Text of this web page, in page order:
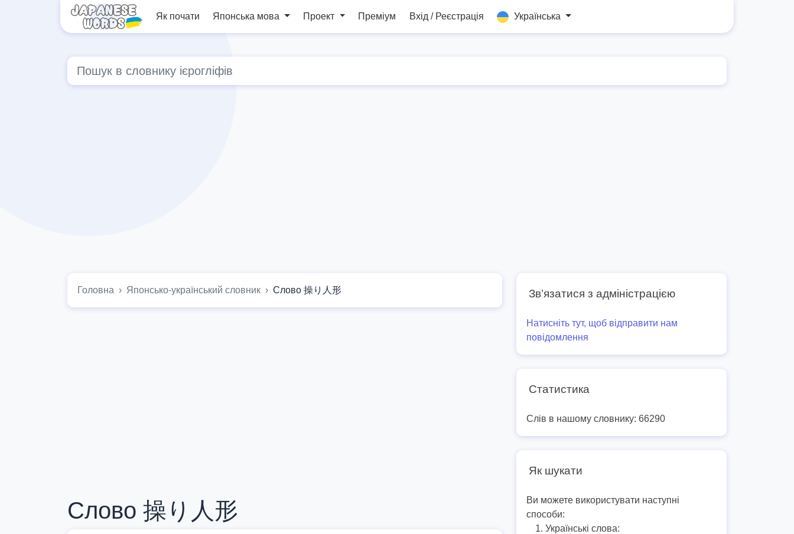
Як почати Японська мова Проект Преміум Вхід / Реєстрація Українська
Головна Японсько-український словник Слово 操り人形
Слово 操り人形
Зв’язатися з адміністрацією
Натисніть тут, щоб відправити нам
повідомлення
Статистика
Слів в нашому словнику: 66290
Як шукати
Ви можете використувати наступні
способи:
Українські слова: